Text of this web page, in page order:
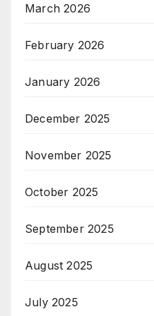
March 2026
February 2026
January 2026
December 2025
November 2025
October 2025
September 2025
August 2025
July 2025